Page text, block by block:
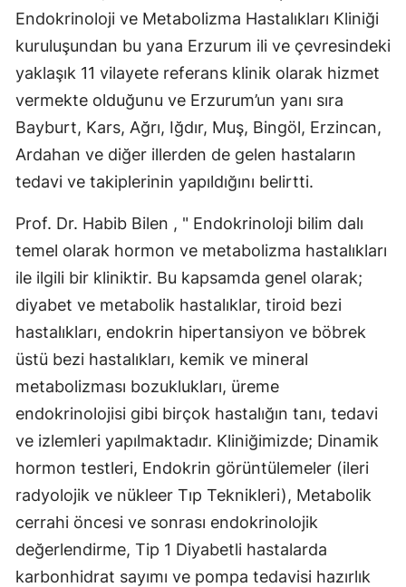
Endokrinoloji ve Metabolizma Hastalıkları Kliniği
kuruluşundan bu yana Erzurum ili ve çevresindeki
yaklaşık 11 vilayete referans klinik olarak hizmet
vermekte olduğunu ve Erzurum’un yanı sıra
Bayburt, Kars, Ağrı, Iğdır, Muş, Bingöl, Erzincan,
Ardahan ve diğer illerden de gelen hastaların
tedavi ve takiplerinin yapıldığını belirtti.
Prof. Dr. Habib Bilen , " Endokrinoloji bilim dalı
temel olarak hormon ve metabolizma hastalıkları
ile ilgili bir kliniktir. Bu kapsamda genel olarak;
diyabet ve metabolik hastalıklar, tiroid bezi
hastalıkları, endokrin hipertansiyon ve böbrek
üstü bezi hastalıkları, kemik ve mineral
metabolizması bozuklukları, üreme
endokrinolojisi gibi birçok hastalığın tanı, tedavi
ve izlemleri yapılmaktadır. Kliniğimizde; Dinamik
hormon testleri, Endokrin görüntülemeler (ileri
radyolojik ve nükleer Tıp Teknikleri), Metabolik
cerrahi öncesi ve sonrası endokrinolojik
değerlendirme, Tip 1 Diyabetli hastalarda
karbonhidrat sayımı ve pompa tedavisi hazırlık